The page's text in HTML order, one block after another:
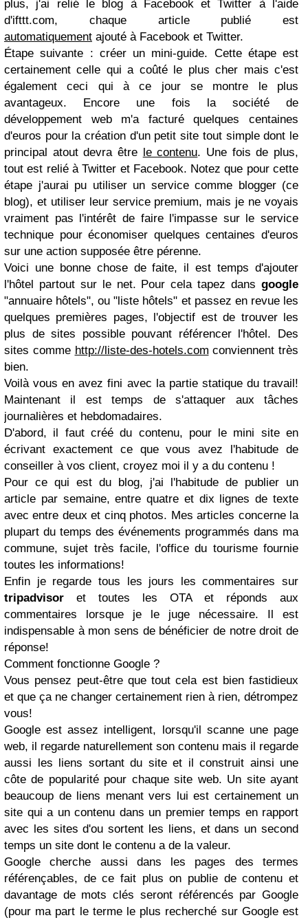
plus, j'ai relié le blog à Facebook et Twitter à l'aide
d'ifttt.com, chaque article publié est
automatiquement ajouté à Facebook et Twitter.
Étape suivante : créer un mini-guide. Cette étape est
certainement celle qui a coûté le plus cher mais c'est
également ceci qui à ce jour se montre le plus
avantageux. Encore une fois la société de
développement web m'a facturé quelques centaines
d'euros pour la création d'un petit site tout simple dont le
principal atout devra être le contenu. Une fois de plus,
tout est relié à Twitter et Facebook. Notez que pour cette
étape j'aurai pu utiliser un service comme blogger (ce
blog), et utiliser leur service premium, mais je ne voyais
vraiment pas l'intérêt de faire l'impasse sur le service
technique pour économiser quelques centaines d'euros
sur une action supposée être pérenne.
Voici une bonne chose de faite, il est temps d'ajouter
l'hôtel partout sur le net. Pour cela tapez dans google
"annuaire hôtels", ou "liste hôtels" et passez en revue les
quelques premières pages, l'objectif est de trouver les
plus de sites possible pouvant référencer l'hôtel. Des
sites comme http://liste-des-hotels.com conviennent très
bien.
Voilà vous en avez fini avec la partie statique du travail!
Maintenant il est temps de s'attaquer aux tâches
journalières et hebdomadaires.
D'abord, il faut créé du contenu, pour le mini site en
écrivant exactement ce que vous avez l'habitude de
conseiller à vos client, croyez moi il y a du contenu !
Pour ce qui est du blog, j'ai l'habitude de publier un
article par semaine, entre quatre et dix lignes de texte
avec entre deux et cinq photos. Mes articles concerne la
plupart du temps des événements programmés dans ma
commune, sujet très facile, l'office du tourisme fournie
toutes les informations!
Enfin je regarde tous les jours les commentaires sur
tripadvisor et toutes les OTA et réponds aux
commentaires lorsque je le juge nécessaire. Il est
indispensable à mon sens de bénéficier de notre droit de
réponse!
Comment fonctionne Google ?
Vous pensez peut-être que tout cela est bien fastidieux
et que ça ne changer certainement rien à rien, détrompez
vous!
Google est assez intelligent, lorsqu'il scanne une page
web, il regarde naturellement son contenu mais il regarde
aussi les liens sortant du site et il construit ainsi une
côte de popularité pour chaque site web. Un site ayant
beaucoup de liens menant vers lui est certainement un
site qui a un contenu dans un premier temps en rapport
avec les sites d'ou sortent les liens, et dans un second
temps un site dont le contenu a de la valeur.
Google cherche aussi dans les pages des termes
référençables, de ce fait plus on publie de contenu et
davantage de mots clés seront référencés par Google
(pour ma part le terme le plus recherché sur Google est